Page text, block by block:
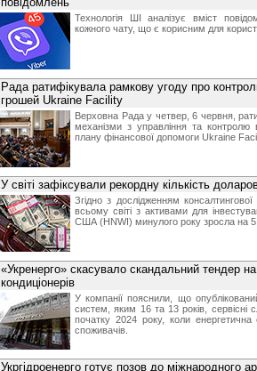
Технологія ШІ аналізує вміст
кожного чату, що є корисним для
Рада ратифікувала рамкову угоду про
грошей Ukraine Facility
Верховна Рада у четвер, 6 червня,
механізми з управління та
плану фінансової допомоги Ukraine
У світі зафіксували рекордну кількість
Згідно з дослідженням
всьому світі з активами для
США (HNWI) минулого року зросла на
«Укренерго» скасувало скандальний тендер
кондиціонерів
У компанії пояснили, що
систем, яким 16 та 13 років, сервісні
початку 2024 року, коли
споживачів.
Укргідроенерго готує позов до міжнародного